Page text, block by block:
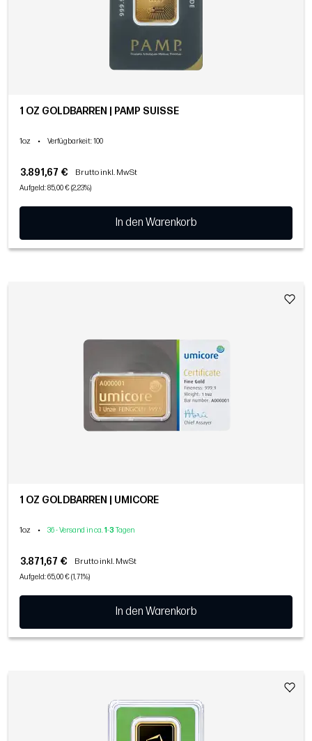
1 OZ GOLDBARREN | PAMP SUISSE
1oz • Verfügbarkeit: 100
3.891,67 € Brutto inkl. MwSt
Aufgeld: 85,00 € (2,23%)
In den Warenkorb
1 OZ GOLDBARREN | UMICORE
1oz • 36 - Versand in ca.1-3 Tagen
3.871,67 € Brutto inkl. MwSt
Aufgeld: 65,00 € (1,71%)
In den Warenkorb